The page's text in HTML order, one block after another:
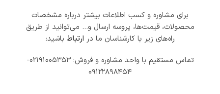
برای مشاوره و کسب اطلاعات بیشتر درباره مشخصات
محصولات، قیمت‌ها، پروسه ارسال و… می‌توانید از طریق
راه‌های زیر با کارشناسان ما در ارتباط باشید:
تماس مستقیم با واحد مشاوره و فروش: ۰۲۱۹۱۰۰۵۳۵۳-
۰۹۱۲۲۸۹۸۴۵۴